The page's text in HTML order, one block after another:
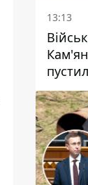
13:13
стовп